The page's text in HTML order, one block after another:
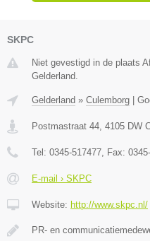
SKPC
Niet gevestigd in de plaats
Gelderland.
Gelderland » Culemborg
Postmastraat 44, 4105 DW
Tel: 0345-517477, Fax:
E-mail › SKPC
Website: http://www.skpc.nl/
PR- en